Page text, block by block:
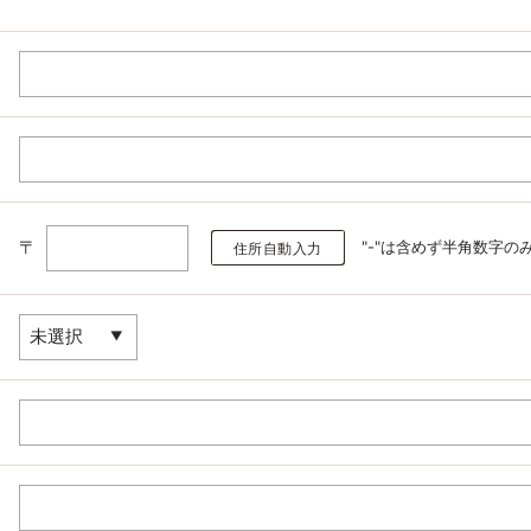
〒 "-"は含めず半角数字の